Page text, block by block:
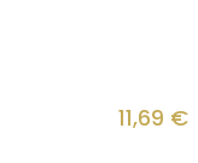
11,69 €